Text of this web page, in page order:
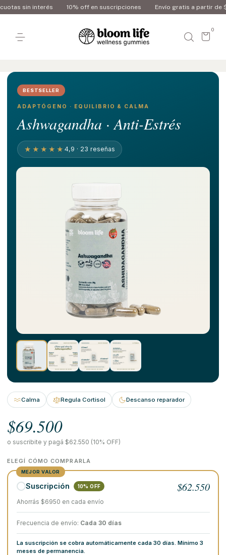
10% off en suscripciones Envío gratis a partir de $180.000
0
BESTSELLER
ADAPTÓGENO · EQUILIBRIO & CALMA
Ashwagandha · Anti-Estrés
★★★★★ 4,9 · 23 reseñas
Calma Regula Cortisol Descanso reparador
$69.500
o suscribite y pagá $62.550 (10% OFF)
ELEGÍ CÓMO COMPRARLA
MEJOR VALOR
Suscripción 10% OFF $62.550
Ahorrás $6950 en cada envío
Frecuencia de envío: Cada 30 días
La suscripción se cobra automáticamente cada 30 días. Mínimo 3
meses de permanencia.